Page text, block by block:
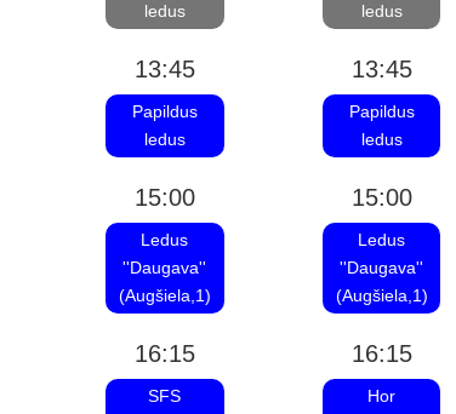
ledus
13:45
Papildus
ledus
15:00
Ledus
''Daugava''
(Augšiela,1)
16:15
SFS
ledus
13:45
Papildus
ledus
15:00
Ledus
''Daugava''
(Augšiela,1)
16:15
Hor